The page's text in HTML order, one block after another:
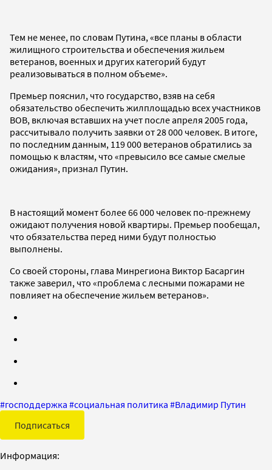
Тем не менее, по словам Путина, «все планы в области
жилищного строительства и обеспечения жильем
ветеранов, военных и других категорий будут
реализовываться в полном объеме».
Премьер пояснил, что государство, взяв на себя
обязательство обеспечить жилплощадью всех участников
ВОВ, включая вставших на учет после апреля 2005 года,
рассчитывало получить заявки от 28 000 человек. В итоге,
по последним данным, 119 000 ветеранов обратились за
помощью к властям, что «превысило все самые смелые
ожидания», признал Путин.
В настоящий момент более 66 000 человек по-прежнему
ожидают получения новой квартиры. Премьер пообещал,
что обязательства перед ними будут полностью
выполнены.
Со своей стороны, глава Минрегиона Виктор Басаргин
также заверил, что «проблема с лесными пожарами не
повлияет на обеспечение жильем ветеранов».
#господдержка #социальная политика #Владимир Путин
Подписаться
Информация: